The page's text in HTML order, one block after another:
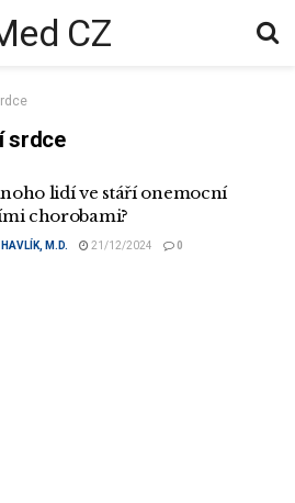
CZ
srdce
lidí ve stáří onemocní
chorobami?
M.D. 21/12/2024 0